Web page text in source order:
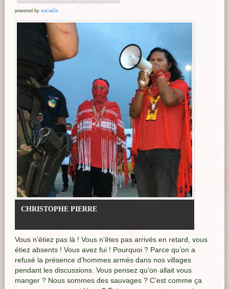
powered by social2s
CHRISTOPHE PIERRE
Vous n’étiez pas là ! Vous n’êtes pas arrivés en retard, vous
étiez absents ! Vous avez fui ! Pourquoi ? Parce qu’on a
refusé la présence d’hommes armés dans nos villages
pendant les discussions. Vous pensez qu’on allait vous
manger ? Nous sommes des sauvages ? C’est comme ça